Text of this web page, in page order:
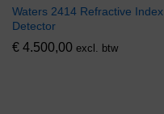
Waters 2414 Refractive Index
Detector
€ 4.500,00 excl. btw